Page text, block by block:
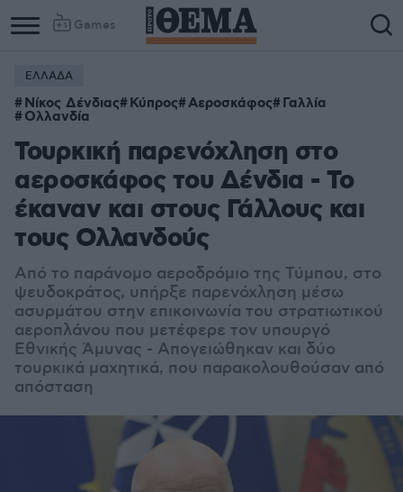
Games
ΕΛΛΑΔΑ
Νίκος Δένδιας Κύπρος Αεροσκάφος Γαλλία
Ολλανδία
Τουρκική παρενόχληση στο
αεροσκάφος του Δένδια - Το
έκαναν και στους Γάλλους και
τους Ολλανδούς
Από το παράνομο αεροδρόμιο της Τύμπου, στο
ψευδοκράτος, υπήρξε παρενόχληση μέσω
ασυρμάτου στην επικοινωνία του στρατιωτικού
αεροπλάνου που μετέφερε τον υπουργό
Εθνικής Άμυνας - Απογειώθηκαν και δύο
τουρκικά μαχητικά, που παρακολουθούσαν από
απόσταση